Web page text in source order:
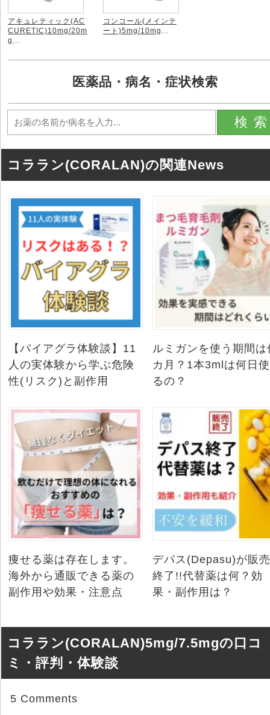
アキュレティック(AC
CURETIC)10mg/20m
g
コンコール(メインテ
ート)5mg/10mg
医薬品・病名・症状検索
検
コララン(CORALAN)の関連News
【バイアグラ体験談】11
人の実体験から学ぶ危険
性(リスク)と副作用
ルミガンを使う期間は
カ月？1本3mlは何日
るの？
痩せる薬は存在します。
海外から通販できる薬の
副作用や効果・注意点
デパス(Depasu)が販売
終了!!代替薬は何？効
果・副作用は？
コララン(CORALAN)5mg/7.5mgの口コ
ミ・評判・体験談
5 Comments